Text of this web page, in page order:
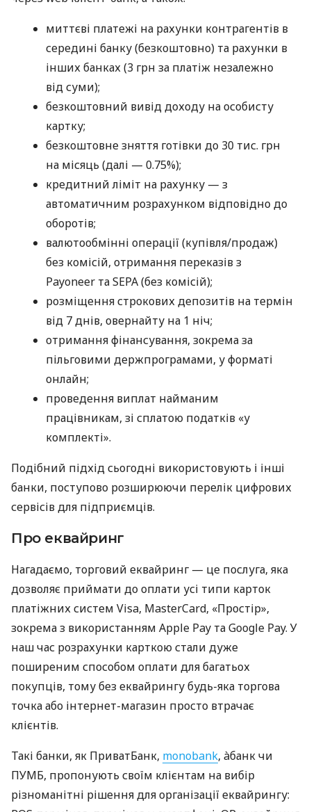
миттєві платежі на рахунки контрагентів в
середині банку (безкоштовно) та рахунки в
інших банках (3 грн за платіж незалежно
від суми);
безкоштовний вивід доходу на особисту
картку;
безкоштовне зняття готівки до 30 тис. грн
на місяць (далі — 0.75%);
кредитний ліміт на рахунку — з
автоматичним розрахунком відповідно до
оборотів;
валютообмінні операції (купівля/продаж)
без комісій, отримання переказів з
Payoneer та SEPA (без комісій);
розміщення строкових депозитів на термін
від 7 днів, овернайту на 1 ніч;
отримання фінансування, зокрема за
пільговими держпрограмами, у форматі
онлайн;
проведення виплат найманим
працівникам, зі сплатою податків «у
комплекті».
Подібний підхід сьогодні використовують і інші
банки, поступово розширюючи перелік цифрових
сервісів для підприємців.
Про еквайринг
Нагадаємо, торговий еквайринг — це послуга, яка
дозволяє приймати до оплати усі типи карток
платіжних систем Visa, MasterCard, «Простір»,
зокрема з використанням Apple Pay та Google Pay. У
наш час розрахунки карткою стали дуже
поширеним способом оплати для багатьох
покупців, тому без еквайрингу будь-яка торгова
точка або інтернет-магазин просто втрачає
клієнтів.
Такі банки, як ПриватБанк, monobank, àбанк чи
ПУМБ, пропонують своїм клієнтам на вибір
різноманітні рішення для організації еквайрингу: